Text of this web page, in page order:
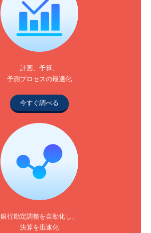
計画、予算、
予測プロセスの最適化
今すぐ調べる
銀行勘定調整を自動化し、
決算を迅速化